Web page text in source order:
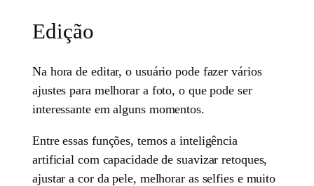
Edição
Na hora de editar, o usuário pode fazer vários
ajustes para melhorar a foto, o que pode ser
interessante em alguns momentos.
Entre essas funções, temos a inteligência
artificial com capacidade de suavizar retoques,
ajustar a cor da pele, melhorar as selfies e muito